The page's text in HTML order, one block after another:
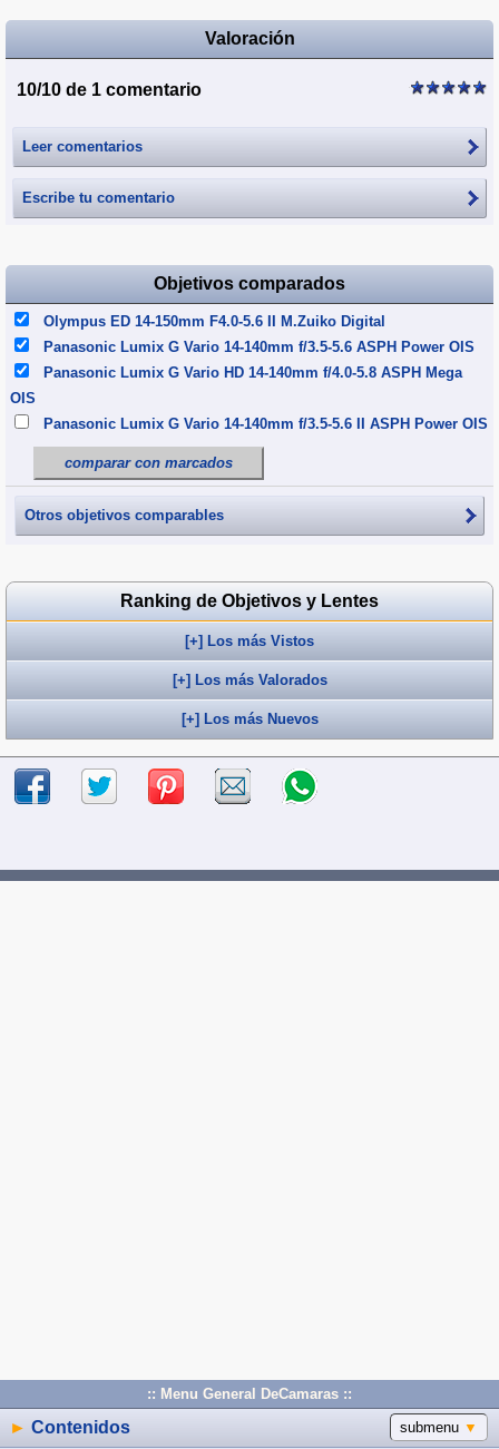
Valoración
10/10 de 1 comentario
Leer comentarios
Escribe tu comentario
Objetivos comparados
Olympus ED 14-150mm F4.0-5.6 II M.Zuiko Digital
Panasonic Lumix G Vario 14-140mm f/3.5-5.6 ASPH Power OIS
Panasonic Lumix G Vario HD 14-140mm f/4.0-5.8 ASPH Mega
OIS
Panasonic Lumix G Vario 14-140mm f/3.5-5.6 II ASPH Power OIS
comparar con marcados
Otros objetivos comparables
Ranking de Objetivos y Lentes
[+] Los más Vistos
[+] Los más Valorados
[+] Los más Nuevos
:: Menu General DeCamaras ::
submenu ▼
► Contenidos